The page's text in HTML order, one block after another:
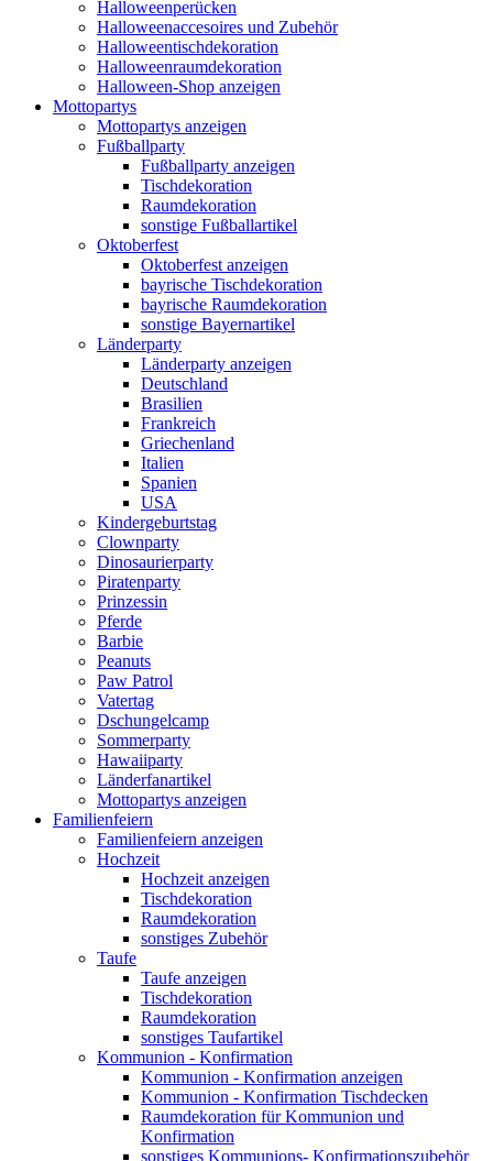
Halloweenperücken
Halloweenaccesoires und Zubehör
Halloweentischdekoration
Halloweenraumdekoration
Halloween-Shop anzeigen
Mottopartys
Mottopartys anzeigen
Fußballparty
Fußballparty anzeigen
Tischdekoration
Raumdekoration
sonstige Fußballartikel
Oktoberfest
Oktoberfest anzeigen
bayrische Tischdekoration
bayrische Raumdekoration
sonstige Bayernartikel
Länderparty
Länderparty anzeigen
Deutschland
Brasilien
Frankreich
Griechenland
Italien
Spanien
USA
Kindergeburtstag
Clownparty
Dinosaurierparty
Piratenparty
Prinzessin
Pferde
Barbie
Peanuts
Paw Patrol
Vatertag
Dschungelcamp
Sommerparty
Hawaiiparty
Länderfanartikel
Mottopartys anzeigen
Familienfeiern
Familienfeiern anzeigen
Hochzeit
Hochzeit anzeigen
Tischdekoration
Raumdekoration
sonstiges Zubehör
Taufe
Taufe anzeigen
Tischdekoration
Raumdekoration
sonstiges Taufartikel
Kommunion - Konfirmation
Kommunion - Konfirmation anzeigen
Kommunion - Konfirmation Tischdecken
Raumdekoration für Kommunion und
Konfirmation
sonstiges Kommunions- Konfirmationszubehör